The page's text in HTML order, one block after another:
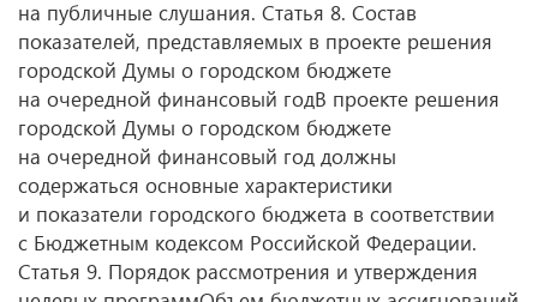
на публичные слушания. Статья 8. Состав
показателей, представляемых в проекте решения
городской Думы о городском бюджете
на очередной финансовый годВ проекте решения
городской Думы о городском бюджете
на очередной финансовый год должны
содержаться основные характеристики
и показатели городского бюджета в соответствии
с Бюджетным кодексом Российской Федерации.
Статья 9. Порядок рассмотрения и утверждения